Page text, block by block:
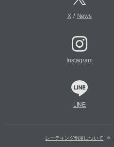
X/ News
Instagram
LINE
レーティング制度について